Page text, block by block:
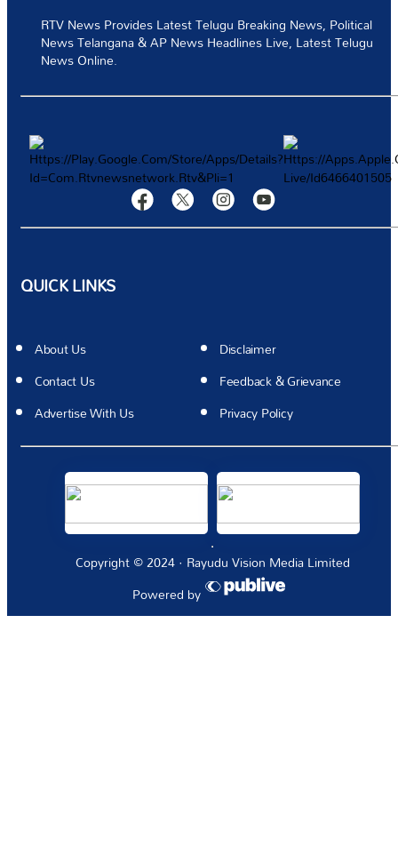
టెక్నాలజీ
స్పోర్ట్స్
వీడియోస్
మరిన్ని
RTV News Provides Latest Telugu Breaking News, Political
News Telangana & AP News Headlines Live, Latest Telugu
News Online.
QUICK LINKS
About Us
Disclaimer
Contact Us
Feedback & Grievance
Advertise With Us
Privacy Policy
Copyright © 2024 · Rayudu Vision Media Limited
Powered by